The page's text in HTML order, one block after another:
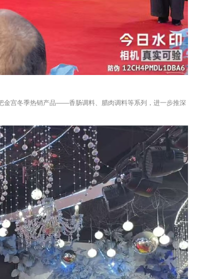
金宫冬季热销产品——香肠调料、腊肉调料等系列，进一步推深